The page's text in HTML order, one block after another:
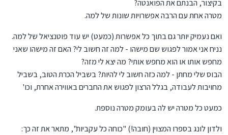
בקיצור, הבנתם את הפואנטה?
מטרה אחת עם הרבה אפשרויות שונות של למה.
ואם נעמיק יותר גם בתוך כל אפשרות (כמעט) יש עוד פוטנציאל של למה.
נניח אני אמור לפגוש שם מישהו - למה זה חשוב לי? האם זה מישהו שאני
מחפש אותו או הוא מחפש אותי? מה יצא לי מזה?
הבוס שלי מחתן - למה כזה חשוב לי להיות? בשביל הכרת הטוב, בשביל
מחויבות לעבודה, בגלל הרצון לפגוש את החברים באווירה אחרת, וכו'
כמעט כל מטרה יש לה בעומק מטרה נוספת.
ולדון לונג בספרו המצוין (חובה!) "כוחה כל עקביות", מתאר את זה כך: